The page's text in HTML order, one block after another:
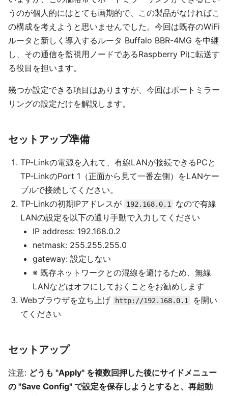
うのが個人的にはとても画期的で、この製品がなければこ
の構成を考えようと思いませんでした。今回は既存のWiFi
ルータと新しく導入するルータ Buffalo BBR-4MG を中継
し、その通信を監視用ノードであるRaspberry Piに転送す
る役目を担います。
幾つか設定できる項目はありますが、今回はポートミラー
リングの設定だけを解説します。
セットアップ準備
TP-Linkの電源を入れて、有線LANが接続できるPCと
TP-LinkのPort 1（正面から見て一番左側）をLANケー
ブルで接続してください。
TP-Linkの初期IPアドレスが
192.168.0.1
なので有線
LANの設定を以下の通り手動で入力してください
IP address: 192.168.0.2
netmask: 255.255.255.0
gateway: 設定しない
※ 既存ネットワークとの混線を避けるため、無線
LANなどはオフにしておくことをお勧めします
Webブラウザを立ち上げ
http://192.168.0.1
を開い
てください
セットアップ
注意: どうも "Apply" を複数回押した後にサイドメニュー
の "Save Config" で設定を保存しようとすると、再起動